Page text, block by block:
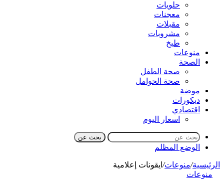
حلويات
معجنات
مقبلات
مشروبات
طبخ
منوعات
الصحة
صحة الطفل
صحة الحوامل
موضة
ديكورات
اقتصادي
اسعار اليوم
بحث عن
الوضع المظلم
الرئيسية/منوعات/ ايقونات إعلامية
منوعات